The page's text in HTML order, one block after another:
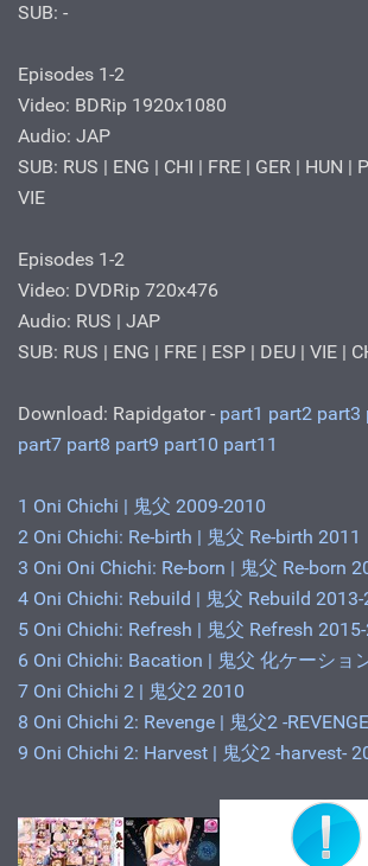
SUB: -
Episodes 1-2
Video: BDRip 1920x1080
Audio: JAP
SUB: RUS | ENG | CHI | FRE | GER | HUN |
VIE
Episodes 1-2
Video: DVDRip 720x476
Audio: RUS | JAP
SUB: RUS | ENG | FRE | ESP | DEU | VIE |
Download: Rapidgator - part1 part2 part3
part7 part8 part9 part10 part11
1 Oni Chichi | 鬼父 2009-2010
2 Oni Chichi: Re-birth | 鬼父 Re-birth 2011
3 Oni Oni Chichi: Re-born | 鬼父 Re-born
4 Oni Chichi: Rebuild | 鬼父 Rebuild
5 Oni Chichi: Refresh | 鬼父 Refresh
6 Oni Chichi: Bacation | 鬼父 化ケーショ
7 Oni Chichi 2 | 鬼父2 2010
8 Oni Chichi 2: Revenge | 鬼父2 -
9 Oni Chichi 2: Harvest | 鬼父2 -harvest-